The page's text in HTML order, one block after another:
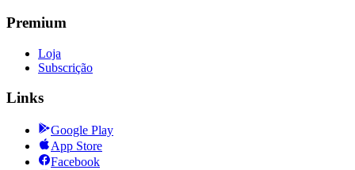
Premium
Loja
Subscrição
Links
Google Play
App Store
Facebook